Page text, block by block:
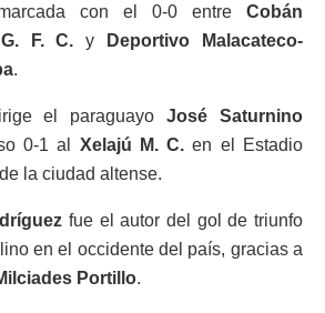
con el 0-0 entre Cobán
G. F. C. y
Deportivo Malacateco-
.
el paraguayoJosé Saturnino
0-1 al Xelajú M. C. en el Estadio
la ciudad altense.
fue el autor del gol de triunfo
en el occidente del país, gracias a
Portillo.